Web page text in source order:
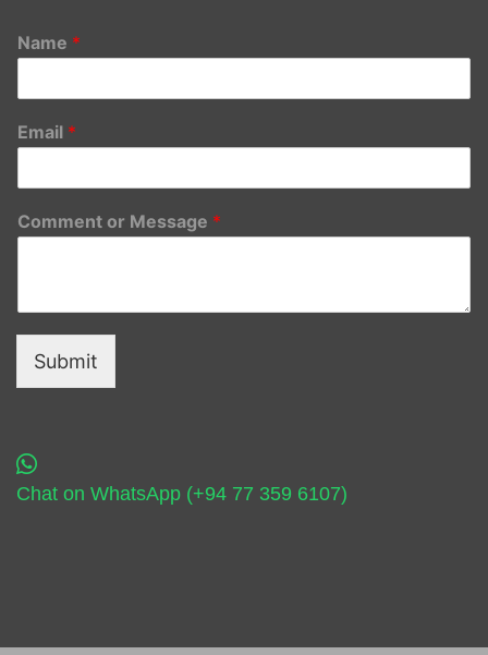
Name *
Email *
Comment or Message *
Submit
Chat on WhatsApp (+94 77 359 6107)